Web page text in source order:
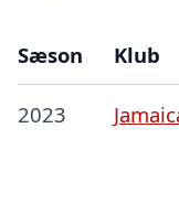
Sæson Klub
2023